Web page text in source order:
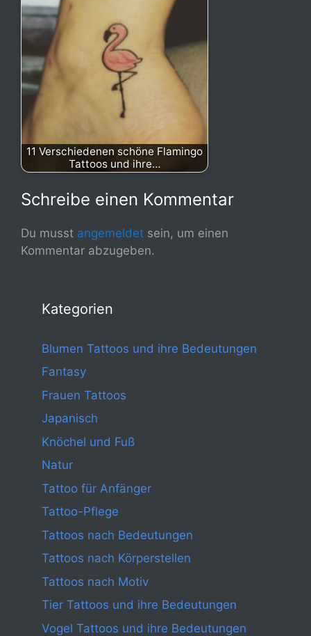
11 Verschiedenen schöne Flamingo
Tattoos und ihre…
Schreibe einen Kommentar
Du musst angemeldet sein, um einen
Kommentar abzugeben.
Kategorien
Blumen Tattoos und ihre Bedeutungen
Fantasy
Frauen Tattoos
Japanisch
Knöchel und Fuß
Natur
Tattoo für Anfänger
Tattoo-Pflege
Tattoos nach Bedeutungen
Tattoos nach Körperstellen
Tattoos nach Motiv
Tier Tattoos und ihre Bedeutungen
Vogel Tattoos und ihre Bedeutungen